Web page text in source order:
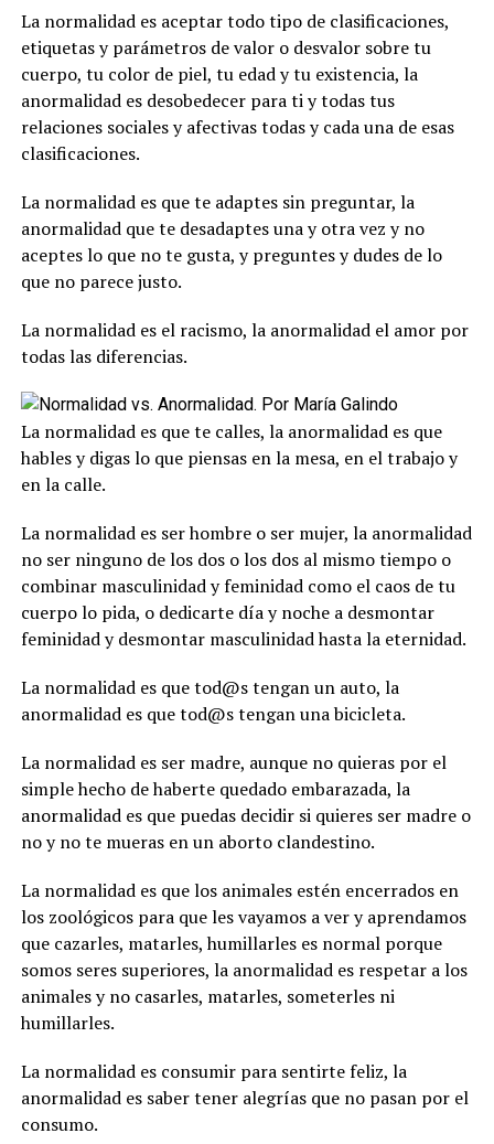
La normalidad es aceptar todo tipo de clasificaciones,
etiquetas y parámetros de valor o desvalor sobre tu
cuerpo, tu color de piel, tu edad y tu existencia, la
anormalidad es desobedecer para ti y todas tus
relaciones sociales y afectivas todas y cada una de esas
clasificaciones.
La normalidad es que te adaptes sin preguntar, la
anormalidad que te desadaptes una y otra vez y no
aceptes lo que no te gusta, y preguntes y dudes de lo
que no parece justo.
La normalidad es el racismo, la anormalidad el amor por
todas las diferencias.
La normalidad es que te calles, la anormalidad es que
hables y digas lo que piensas en la mesa, en el trabajo y
en la calle.
La normalidad es ser hombre o ser mujer, la anormalidad
no ser ninguno de los dos o los dos al mismo tiempo o
combinar masculinidad y feminidad como el caos de tu
cuerpo lo pida, o dedicarte día y noche a desmontar
feminidad y desmontar masculinidad hasta la eternidad.
La normalidad es que tod@s tengan un auto, la
anormalidad es que tod@s tengan una bicicleta.
La normalidad es ser madre, aunque no quieras por el
simple hecho de haberte quedado embarazada, la
anormalidad es que puedas decidir si quieres ser madre o
no y no te mueras en un aborto clandestino.
La normalidad es que los animales estén encerrados en
los zoológicos para que les vayamos a ver y aprendamos
que cazarles, matarles, humillarles es normal porque
somos seres superiores, la anormalidad es respetar a los
animales y no casarles, matarles, someterles ni
humillarles.
La normalidad es consumir para sentirte feliz, la
anormalidad es saber tener alegrías que no pasan por el
consumo.